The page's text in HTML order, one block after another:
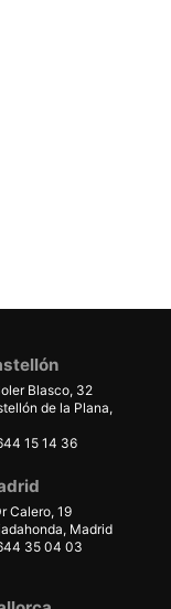
Blasco, 32
de la Plana,
15 14 36
Calero, 19
Madrid
35 04 03